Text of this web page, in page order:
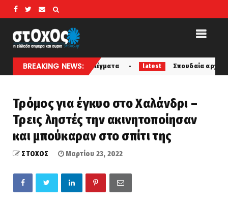
BREAKING NEWS:
συρματοπλέγματα latest Σπουδαία αρχαιολογική
Τρόμος για έγκυο στο Χαλάνδρι –
Τρεις ληστές την ακινητοποίησαν
και μπούκαραν στο σπίτι της
ΣΤΟΧΟΣ Μαρτίου 23, 2022